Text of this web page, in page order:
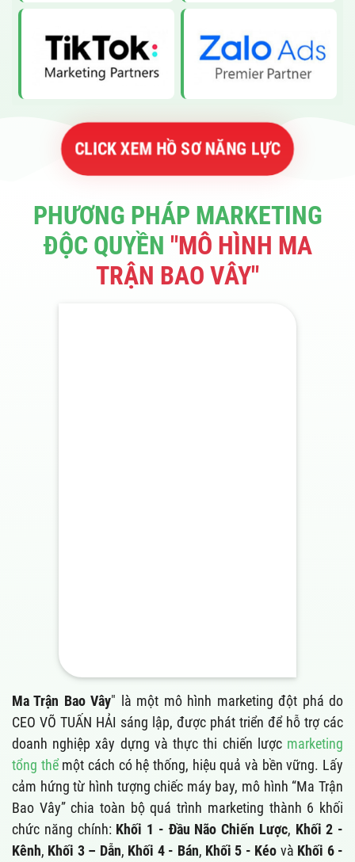
CLICK XEM HỒ SƠ NĂNG LỰC
PHƯƠNG PHÁP MARKETING
ĐỘC QUYỀN "MÔ HÌNH MA
TRẬN BAO VÂY"
Ma Trận Bao Vây" là một mô hình marketing đột phá do
CEO VÕ TUẤN HẢI sáng lập, được phát triển để hỗ trợ các
doanh nghiệp xây dựng và thực thi chiến lược marketing
tổng thểmột cách có hệ thống, hiệu quả và bền vững. Lấy
cảm hứng từ hình tượng chiếc máy bay, mô hình “Ma Trận
Bao Vây” chia toàn bộ quá trình marketing thành 6 khối
chức năng chính: Khối 1 - Đầu Não Chiến Lược, Khối 2 -
Kênh, Khối 3 – Dẫn, Khối 4 - Bán, Khối 5 - Kéo và Khối 6 -